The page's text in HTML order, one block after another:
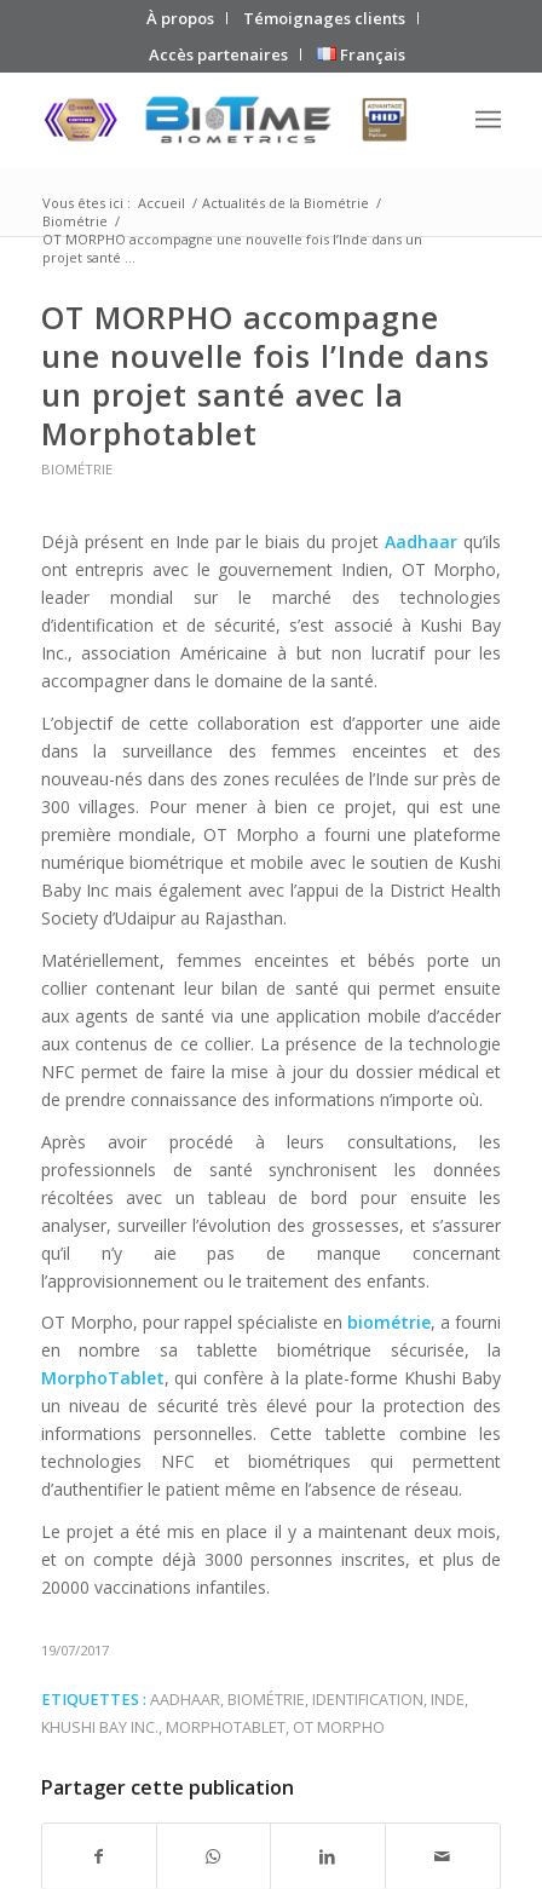
À propos
Témoignages clients
Accès partenaires
Français
Vous êtes ici : Accueil / Actualités de la Biométrie /
Biométrie /
OT MORPHO accompagne une nouvelle fois l’Inde dans un
projet santé ...
OT MORPHO accompagne
une nouvelle fois l’Inde dans
un projet santé avec la
Morphotablet
BIOMÉTRIE
Déjà présent en Inde par le biais du projetAadhaar qu’ils
ont entrepris avec le gouvernement Indien, OT Morpho,
leader mondial sur le marché des technologies
d’identification et de sécurité, s’est associé à Kushi Bay
Inc., association Américaine à but non lucratif pour les
accompagner dans le domaine de la santé.
L’objectif de cette collaboration est d’apporter une aide
dans la surveillance des femmes enceintes et des
nouveau-nés dans des zones reculées de l’Inde sur près de
300 villages. Pour mener à bien ce projet, qui est une
première mondiale, OT Morpho a fourni une plateforme
numérique biométrique et mobile avec le soutien de Kushi
Baby Inc mais également avec l’appui de la District Health
Society d’Udaipur au Rajasthan.
Matériellement, femmes enceintes et bébés porte un
collier contenant leur bilan de santé qui permet ensuite
aux agents de santé via une application mobile d’accéder
aux contenus de ce collier. La présence de la technologie
NFC permet de faire la mise à jour du dossier médical et
de prendre connaissance des informations n’importe où.
Après avoir procédé à leurs consultations, les
professionnels de santé synchronisent les données
récoltées avec un tableau de bord pour ensuite les
analyser, surveiller l’évolution des grossesses, et s’assurer
qu’il n’y aie pas de manque concernant
l’approvisionnement ou le traitement des enfants.
OT Morpho, pour rappel spécialiste en biométrie, a fourni
en nombre sa tablette biométrique sécurisée, la
MorphoTablet, qui confère à la plate-forme Khushi Baby
un niveau de sécurité très élevé pour la protection des
informations personnelles. Cette tablette combine les
technologies NFC et biométriques qui permettent
d’authentifier le patient même en l’absence de réseau.
Le projet a été mis en place il y a maintenant deux mois,
et on compte déjà 3000 personnes inscrites, et plus de
20000 vaccinations infantiles.
19/07/2017
ETIQUETTES : AADHAAR, BIOMÉTRIE, IDENTIFICATION, INDE,
KHUSHI BAY INC., MORPHOTABLET, OT MORPHO
Partager cette publication